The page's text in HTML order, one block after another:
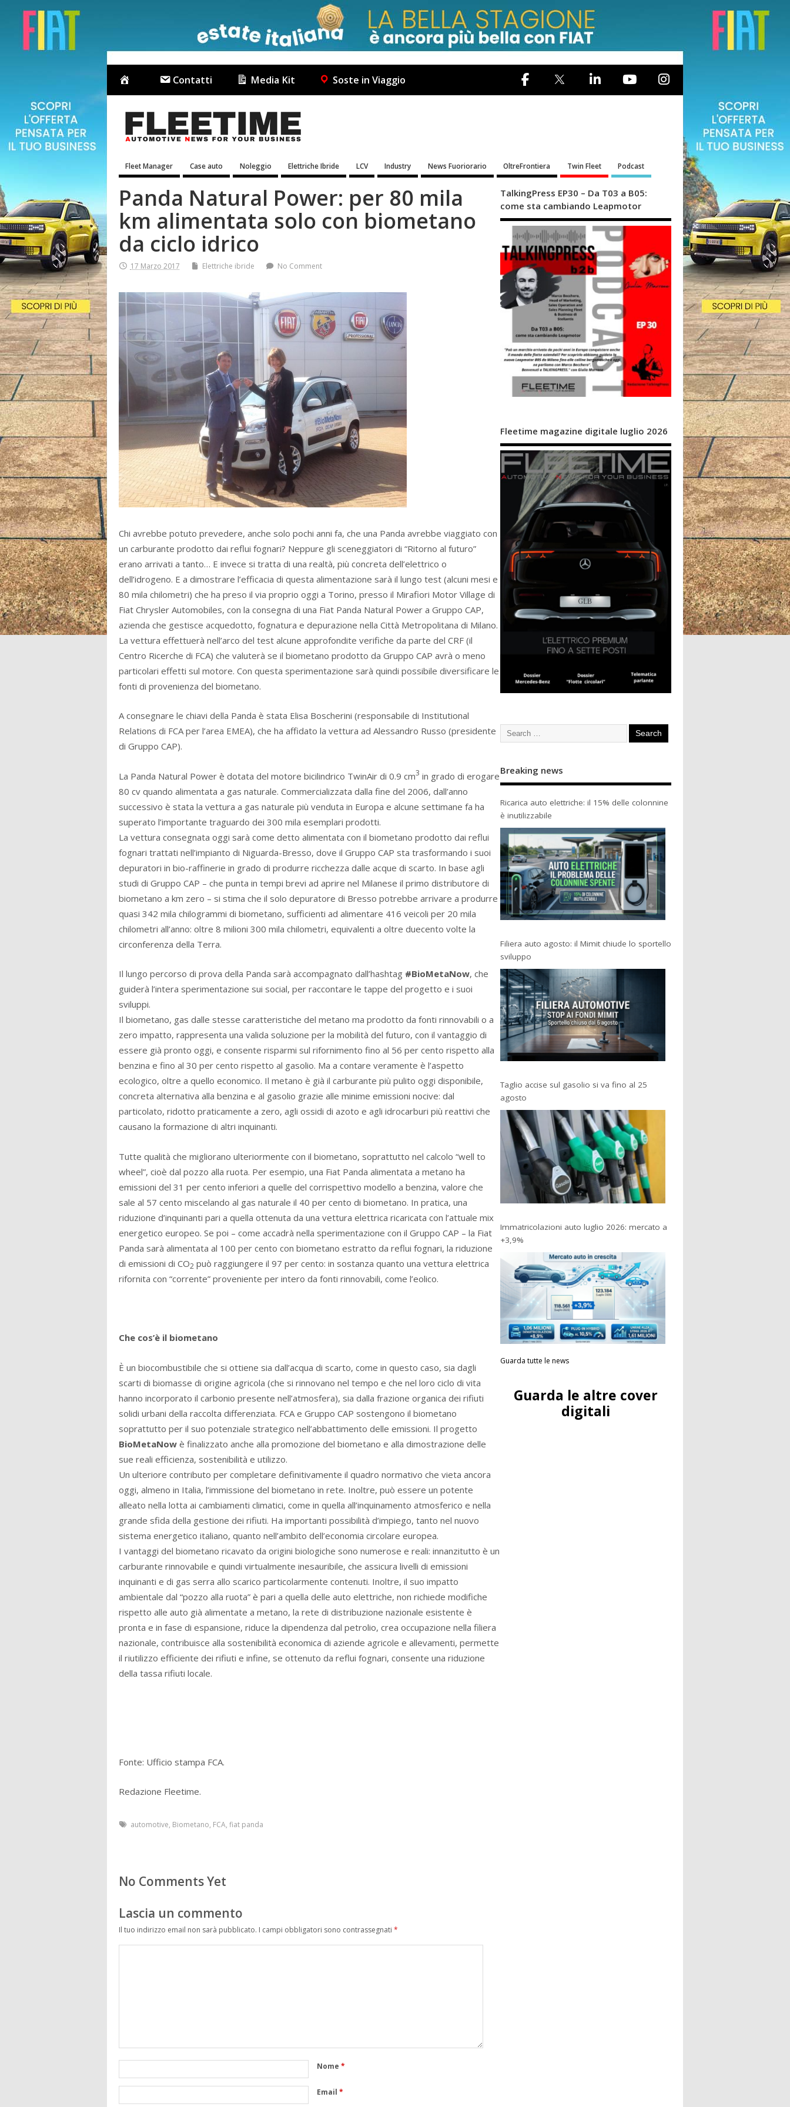
Contatti Media Kit Soste in Viaggio
Fleet Manager Case auto Noleggio Elettriche Ibride LCV Industry News Fuoriorario OltreFrontiera Twin Fleet Podcast
Panda Natural Power: per 80 mila
km alimentata solo con biometano
da ciclo idrico
17 Marzo 2017 Elettriche ibride No Comment
Chi avrebbe potuto prevedere, anche solo pochi anni fa, che una Panda avrebbe viaggiato con
un carburante prodotto dai reflui fognari? Neppure gli sceneggiatori di “Ritorno al futuro”
erano arrivati a tanto… E invece si tratta di una realtà, più concreta dell’elettrico o
dell’idrogeno. E a dimostrare l’efficacia di questa alimentazione sarà il lungo test (alcuni mesi e
80 mila chilometri) che ha preso il via proprio oggi a Torino, presso il Mirafiori Motor Village di
Fiat Chrysler Automobiles, con la consegna di una Fiat Panda Natural Power a Gruppo CAP,
azienda che gestisce acquedotto, fognatura e depurazione nella Città Metropolitana di Milano.
La vettura effettuerà nell’arco del test alcune approfondite verifiche da parte del CRF (il
Centro Ricerche di FCA) che valuterà se il biometano prodotto da Gruppo CAP avrà o meno
particolari effetti sul motore. Con questa sperimentazione sarà quindi possibile diversificare le
fonti di provenienza del biometano.
A consegnare le chiavi della Panda è stata Elisa Boscherini (responsabile di Institutional
Relations di FCA per l’area EMEA), che ha affidato la vettura ad Alessandro Russo (presidente
di Gruppo CAP).
La Panda Natural Power è dotata del motore bicilindrico TwinAir di 0.9 cm3 in grado di erogare
80 cv quando alimentata a gas naturale. Commercializzata dalla fine del 2006, dall’anno
successivo è stata la vettura a gas naturale più venduta in Europa e alcune settimane fa ha
superato l’importante traguardo dei 300 mila esemplari prodotti.
La vettura consegnata oggi sarà come detto alimentata con il biometano prodotto dai reflui
fognari trattati nell’impianto di Niguarda-Bresso, dove il Gruppo CAP sta trasformando i suoi
depuratori in bio-raffinerie in grado di produrre ricchezza dalle acque di scarto. In base agli
studi di Gruppo CAP – che punta in tempi brevi ad aprire nel Milanese il primo distributore di
biometano a km zero – si stima che il solo depuratore di Bresso potrebbe arrivare a produrre
quasi 342 mila chilogrammi di biometano, sufficienti ad alimentare 416 veicoli per 20 mila
chilometri all’anno: oltre 8 milioni 300 mila chilometri, equivalenti a oltre duecento volte la
circonferenza della Terra.
Il lungo percorso di prova della Panda sarà accompagnato dall’hashtag#BioMetaNow, che
guiderà l’intera sperimentazione sui social, per raccontare le tappe del progetto e i suoi
sviluppi.
Il biometano, gas dalle stesse caratteristiche del metano ma prodotto da fonti rinnovabili o a
zero impatto, rappresenta una valida soluzione per la mobilità del futuro, con il vantaggio di
essere già pronto oggi, e consente risparmi sul rifornimento fino al 56 per cento rispetto alla
benzina e fino al 30 per cento rispetto al gasolio. Ma a contare veramente è l’aspetto
ecologico, oltre a quello economico. Il metano è già il carburante più pulito oggi disponibile,
concreta alternativa alla benzina e al gasolio grazie alle minime emissioni nocive: dal
particolato, ridotto praticamente a zero, agli ossidi di azoto e agli idrocarburi più reattivi che
causano la formazione di altri inquinanti.
Tutte qualità che migliorano ulteriormente con il biometano, soprattutto nel calcolo “well to
wheel”, cioè dal pozzo alla ruota. Per esempio, una Fiat Panda alimentata a metano ha
emissioni del 31 per cento inferiori a quelle del corrispettivo modello a benzina, valore che
sale al 57 cento miscelando al gas naturale il 40 per cento di biometano. In pratica, una
riduzione d’inquinanti pari a quella ottenuta da una vettura elettrica ricaricata con l’attuale mix
energetico europeo. Se poi – come accadrà nella sperimentazione con il Gruppo CAP – la Fiat
Panda sarà alimentata al 100 per cento con biometano estratto da reflui fognari, la riduzione
di emissioni di CO2 può raggiungere il 97 per cento: in sostanza quanto una vettura elettrica
rifornita con “corrente” proveniente per intero da fonti rinnovabili, come l’eolico.
Che cos’è il biometano
È un biocombustibile che si ottiene sia dall’acqua di scarto, come in questo caso, sia dagli
scarti di biomasse di origine agricola (che si rinnovano nel tempo e che nel loro ciclo di vita
hanno incorporato il carbonio presente nell’atmosfera), sia dalla frazione organica dei rifiuti
solidi urbani della raccolta differenziata. FCA e Gruppo CAP sostengono il biometano
soprattutto per il suo potenziale strategico nell’abbattimento delle emissioni. Il progetto
BioMetaNowè finalizzato anche alla promozione del biometano e alla dimostrazione delle
sue reali efficienza, sostenibilità e utilizzo.
Un ulteriore contributo per completare definitivamente il quadro normativo che vieta ancora
oggi, almeno in Italia, l’immissione del biometano in rete. Inoltre, può essere un potente
alleato nella lotta ai cambiamenti climatici, come in quella all’inquinamento atmosferico e nella
grande sfida della gestione dei rifiuti. Ha importanti possibilità d’impiego, tanto nel nuovo
sistema energetico italiano, quanto nell’ambito dell’economia circolare europea.
I vantaggi del biometano ricavato da origini biologiche sono numerose e reali: innanzitutto è un
carburante rinnovabile e quindi virtualmente inesauribile, che assicura livelli di emissioni
inquinanti e di gas serra allo scarico particolarmente contenuti. Inoltre, il suo impatto
ambientale dal “pozzo alla ruota” è pari a quella delle auto elettriche, non richiede modifiche
rispetto alle auto già alimentate a metano, la rete di distribuzione nazionale esistente è
pronta e in fase di espansione, riduce la dipendenza dal petrolio, crea occupazione nella filiera
nazionale, contribuisce alla sostenibilità economica di aziende agricole e allevamenti, permette
il riutilizzo efficiente dei rifiuti e infine, se ottenuto da reflui fognari, consente una riduzione
della tassa rifiuti locale.
Fonte: Ufficio stampa FCA.
Redazione Fleetime.
automotive, Biometano, FCA, fiat panda
No Comments Yet
Lascia un commento
Il tuo indirizzo email non sarà pubblicato. I campi obbligatori sono contrassegnati *
Nome *
Email *
TalkingPress EP30 – Da T03 a B05:
come sta cambiando Leapmotor
Fleetime magazine digitale luglio 2026
Breaking news
Ricarica auto elettriche: il 15% delle colonnine
è inutilizzabile
Filiera auto agosto: il Mimit chiude lo sportello
sviluppo
Taglio accise sul gasolio si va fino al 25
agosto
Immatricolazioni auto luglio 2026: mercato a
+3,9%
Guarda tutte le news
Guarda le altre cover
digitali